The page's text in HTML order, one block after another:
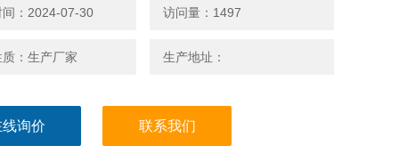
间：2024-07-30 访问量：1497
质：生产厂家 生产地址：
询价 联系我们